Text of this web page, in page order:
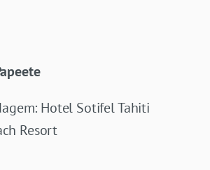
Hotel Sotifel Tahiti
Resort